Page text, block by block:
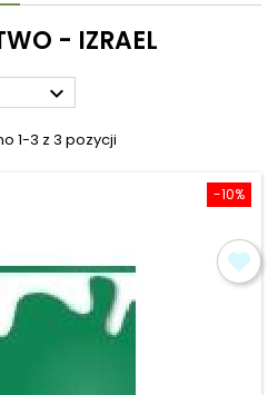
- IZRAEL

1-3 z 3 pozycji
-10%